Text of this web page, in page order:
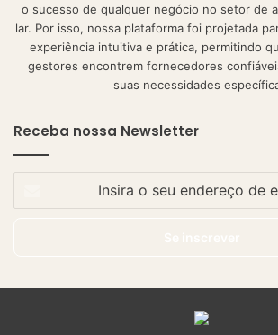
o sucesso de qualquer negócio no setor de
lar. Por isso, nossa plataforma foi projetada
experiência intuitiva e prática, permitindo
gestores encontrem fornecedores
suas necessidades
Receba nossa Newsletter